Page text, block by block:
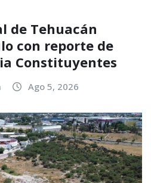
de Tehuacán
con reporte de
Constituyentes
Ago 5, 2026